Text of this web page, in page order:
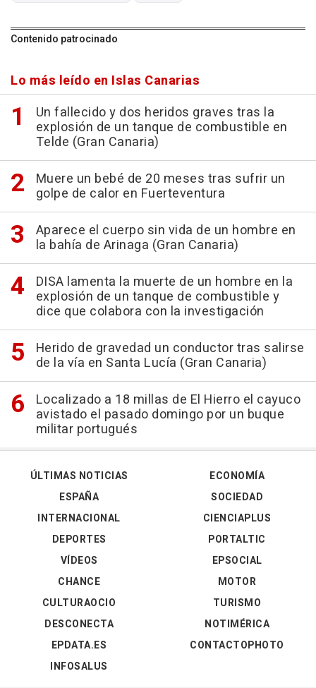
Contenido patrocinado
Lo más leído en Islas Canarias
Un fallecido y dos heridos graves tras la
explosión de un tanque de combustible en
Telde (Gran Canaria)
Muere un bebé de 20 meses tras sufrir un
golpe de calor en Fuerteventura
Aparece el cuerpo sin vida de un hombre en
la bahía de Arinaga (Gran Canaria)
DISA lamenta la muerte de un hombre en la
explosión de un tanque de combustible y
dice que colabora con la investigación
Herido de gravedad un conductor tras salirse
de la vía en Santa Lucía (Gran Canaria)
Localizado a 18 millas de El Hierro el cayuco
avistado el pasado domingo por un buque
militar portugués
ÚLTIMAS NOTICIAS
ESPAÑA
INTERNACIONAL
DEPORTES
VÍDEOS
ECONOMÍA
SOCIEDAD
CIENCIAPLUS
PORTALTIC
EPSOCIAL
CHANCE
CULTURAOCIO
DESCONECTA
EPDATA.ES
INFOSALUS
MOTOR
TURISMO
NOTIMÉRICA
CONTACTOPHOTO